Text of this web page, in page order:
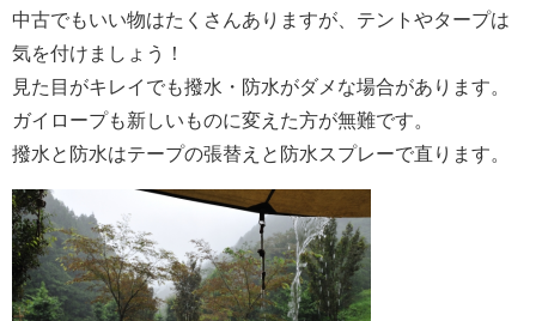
中古でもいい物はたくさんありますが、テントやタープは
気を付けましょう！
見た目がキレイでも撥水・防水がダメな場合があります。
ガイロープも新しいものに変えた方が無難です。
撥水と防水はテープの張替えと防水スプレーで直ります。